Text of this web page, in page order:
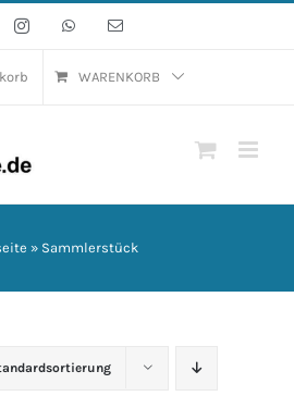
InstagramWhatsApp
E-
WARENKORB
» Sammlerstück